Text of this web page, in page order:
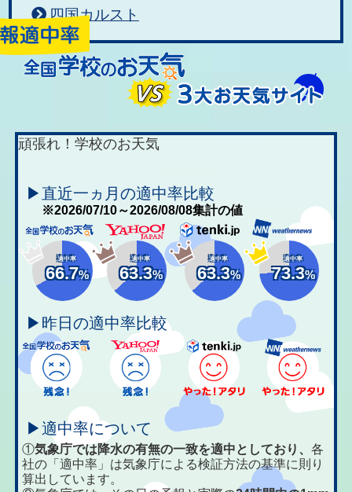
四国カルスト
頑張れ！学校のお天気
▶直近一ヵ月の適中率比較
※2026/07/10～2026/08/08集計の値
適中率
66.7%
適中率
63.3%
適中率
63.3%
適中率
73.3%
▶昨日の適中率比較
▶適中率について
①気象庁では降水の有無の一致を適中としており、各
社の「適中率」は気象庁による検証方法の基準に則り
算出しています。